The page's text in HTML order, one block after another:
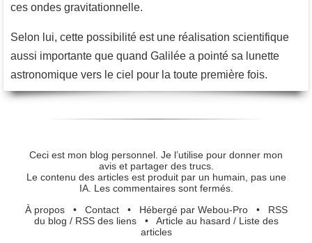
ces ondes gravitationnelle.
Selon lui, cette possibilité est une réalisation scientifique
aussi importante que quand Galilée a pointé sa lunette
astronomique vers le ciel pour la toute première fois.
Ceci est mon blog personnel. Je l’utilise pour donner mon
avis et partager des trucs.
Le contenu des articles est produit par un humain, pas une
IA. Les commentaires sont fermés.
À propos• Contact• Hébergé par Webou-Pro• RSS
du blog / RSS des liens• Article au hasard / Liste des
articles